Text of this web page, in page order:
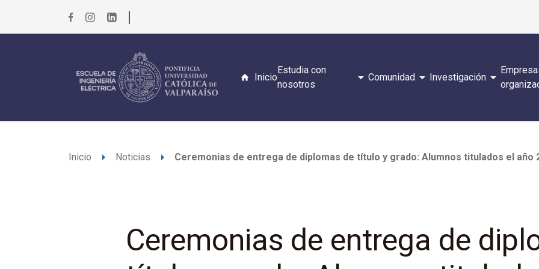
Inicio
Estudia con
nosotros
arrow_drop_down Comunidadarrow_drop_down Investigaciónarrow_drop_down
Inicio arrow_right Noticias arrow_right Ceremonias de entrega de diplomas de título y grado: Alumnos titulados el año
Ceremonias de entrega de